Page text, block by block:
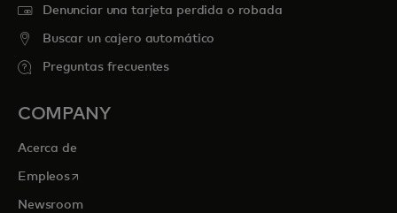
Denunciar una tarjeta perdida o robada
Buscar un cajero automático
Preguntas frecuentes
COMPANY
Acerca de
Empleosse abre en una pestaña nueva
Newsroom